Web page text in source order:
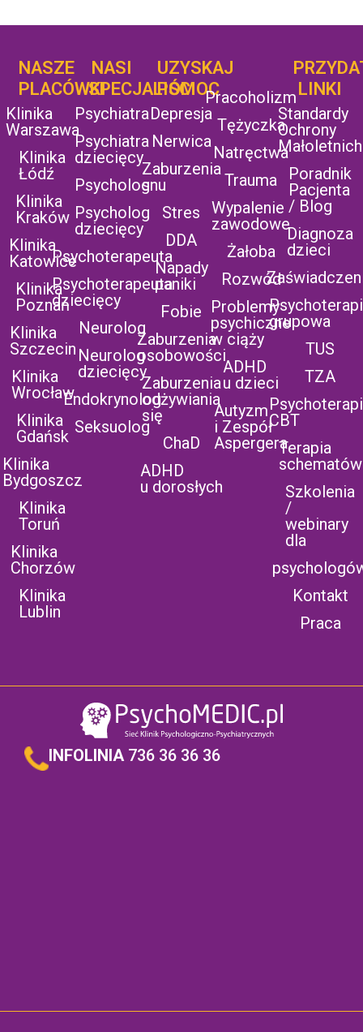
NASZE
PLACÓWKI
Klinika
Warszawa
Klinika
Łódź
Klinika
Kraków
Klinika
Katowice
Klinika
Poznań
Klinika
Szczecin
Klinika
Wrocław
Klinika
Gdańsk
Klinika
Bydgoszcz
Klinika
Toruń
Klinika
Chorzów
Klinika
Lublin
NASI
SPECJALIŚCI
Psychiatra
Psychiatra
dziecięcy
Psycholog
Psycholog
dziecięcy
Psychoterapeuta
Psychoterapeuta
dziecięcy
Neurolog
Neurolog
dziecięcy
Endokrynolog
Seksuolog
UZYSKAJ
POMOC
Depresja
Nerwica
Zaburzenia
snu
Stres
DDA
Napady
paniki
Fobie
Zaburzenia
osobowości
Zaburzenia
odżywiania
się
ChaD
ADHD
u dorosłych
UZYSKAJ
POMOC
Pracoholizm
Tężyczka
Natręctwa
Trauma
Wypalenie
zawodowe
Żałoba
Rozwód
Problemy
psychiczne
w ciąży
ADHD
u dzieci
Autyzm
i Zespół
Aspergera
LINKI
Standardy
Ochrony
Małoletnich
Poradnik
Pacjenta
/ Blog
Diagnoza
dzieci
grupowa
TUS
TZA
CBT
Terapia
schematów
Szkolenia
/
webinary
dla
Kontakt
Praca
INFOLINIA 736 36 36 36